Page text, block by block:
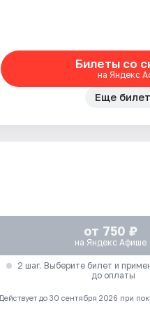
Билеты со
на Яндекс
Еще
от 750 ₽
на Яндекс Афише
2 шаг. Выберите билет и
до оплаты
Действует до 30 сентября 2026 при